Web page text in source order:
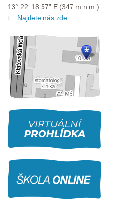
13° 22‘ 18.57” E (347 m n.m.)
Najdete nás zde